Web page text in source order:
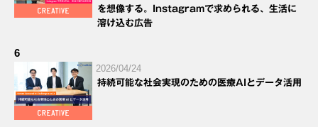
を想像する。Instagramで求められる、生活に
溶け込む広告
6
2026/04/24
持続可能な社会実現のための医療AIとデータ活用